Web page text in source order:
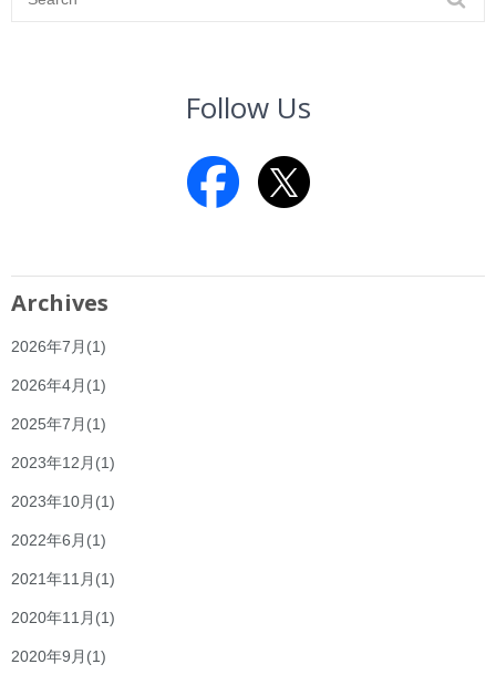
Follow Us
Archives
2026年7月 (1)
2026年4月 (1)
2025年7月 (1)
2023年12月 (1)
2023年10月 (1)
2022年6月 (1)
2021年11月 (1)
2020年11月 (1)
2020年9月 (1)